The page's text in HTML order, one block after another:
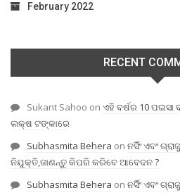
February 2022
RECENT
Sukant Sahoo on ଏହି ବର୍ଷର 10
ଲକ୍ଷ ଟଙ୍କାରେ
Subhasmita Behera on ନର୍ସିଂ ଏବଂ
ନିଯୁକ୍ତି,ଜାଣନ୍ତୁ କିପରି କରିବେ ଆବେଦନ ?
Subhasmita Behera on ନର୍ସିଂ ଏବଂ